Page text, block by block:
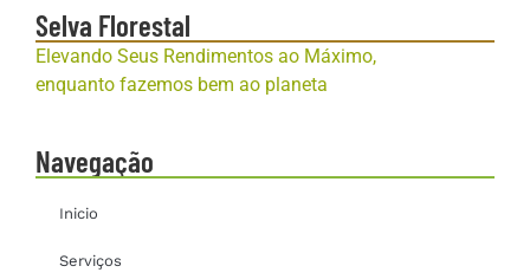
Selva Florestal
Elevando Seus Rendimentos ao Máximo,
enquanto fazemos bem ao planeta
Navegação
Inicio
Serviços